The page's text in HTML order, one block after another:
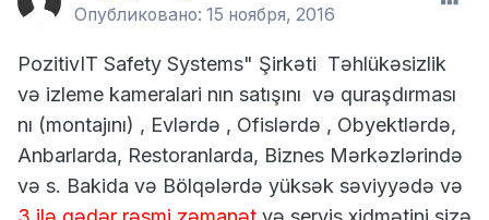
Опубликовано: 15 ноября, 2016
PozitivIT Safety Systems" Şirkəti Təhlükəsizlik
və izleme kameralari nın satışını və quraşdırması
nı (montajını) , Evlərdə , Ofislərdə , Obyektlərdə,
Anbarlarda, Restoranlarda, Biznes Mərkəzlərində
və s. Bakida və Bölqələrdə yüksək səviyyədə və